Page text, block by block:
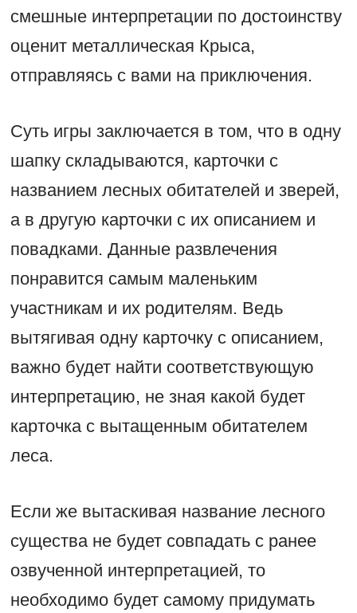
смешные интерпретации по достоинству
оценит металлическая Крыса,
отправляясь с вами на приключения.
Суть игры заключается в том, что в одну
шапку складываются, карточки с
названием лесных обитателей и зверей,
а в другую карточки с их описанием и
повадками. Данные развлечения
понравится самым маленьким
участникам и их родителям. Ведь
вытягивая одну карточку с описанием,
важно будет найти соответствующую
интерпретацию, не зная какой будет
карточка с вытащенным обитателем
леса.
Если же вытаскивая название лесного
существа не будет совпадать с ранее
озвученной интерпретацией, то
необходимо будет самому придумать